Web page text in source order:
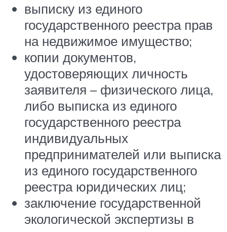
выписку из единого
государственного реестра прав
на недвижимое имущество;
копии документов,
удостоверяющих личность
заявителя – физического лица,
либо выписка из единого
государственного реестра
индивидуальных
предпринимателей или выписка
из единого государственного
реестра юридических лиц;
заключение государственной
экологической экспертизы в